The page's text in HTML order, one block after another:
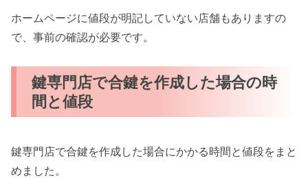
ホームページに値段が明記していない店舗もありますの
で、事前の確認が必要です。
鍵専門店で合鍵を作成した場合の時
間と値段
鍵専門店で合鍵を作成した場合にかかる時間と値段をまと
めました。